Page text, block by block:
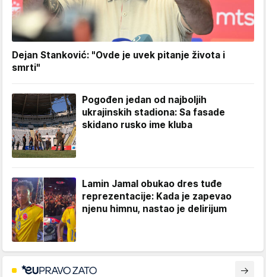
Dejan Stanković: "Ovde je uvek pitanje života i
smrti"
Pogođen jedan od najboljih
ukrajinskih stadiona: Sa fasade
skidano rusko ime kluba
Lamin Jamal obukao dres tuđe
reprezentacije: Kada je zapevao
njenu himnu, nastao je delirijum